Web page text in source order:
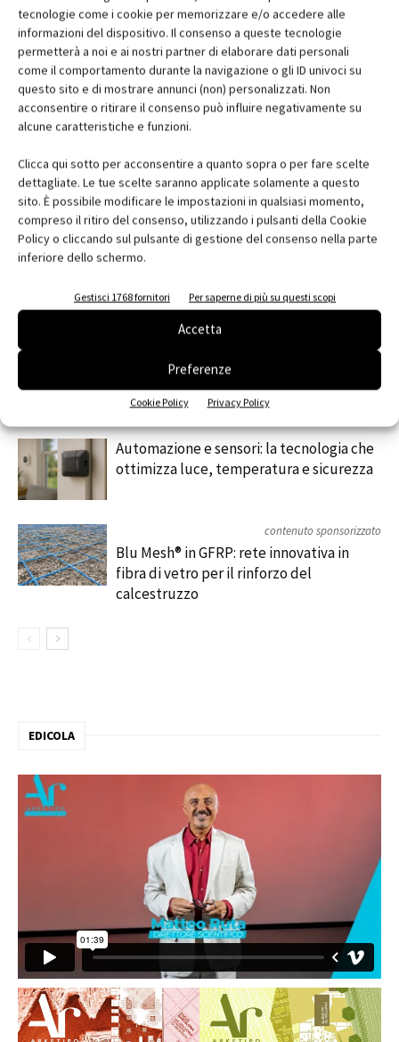
tecnologie come i cookie per memorizzare e/o accedere alle
informazioni del dispositivo. Il consenso a queste tecnologie
permetterà a noi e ai nostri partner di elaborare dati personali
come il comportamento durante la navigazione o gli ID univoci su
questo sito e di mostrare annunci (non) personalizzati. Non
acconsentire o ritirare il consenso può influire negativamente su
alcune caratteristiche e funzioni.
Clicca qui sotto per acconsentire a quanto sopra o per fare scelte
dettagliate. Le tue scelte saranno applicate solamente a questo
sito. È possibile modificare le impostazioni in qualsiasi momento,
compreso il ritiro del consenso, utilizzando i pulsanti della Cookie
Policy o cliccando sul pulsante di gestione del consenso nella parte
inferiore dello schermo.
Gestisci 1768 fornitori Per saperne di più su questi scopi
Accetta
Preferenze
Cookie Policy Privacy Policy
Regione:Emilia-Romagna
Telefono:0542 601601
Fax:0542 31749
e-mail: info@ccimola.it
Web: www.ccimola.it
Facebook Twitter Pinterest
MORE FROM AUTHOR
MYCOMFORT TOUCH: il comando evoluto
Automazione e sensori: la tecnologia che
ottimizza luce, temperatura e sicurezza
contenuto sponsorizzato
Blu Mesh® in GFRP: rete innovativa in
fibra di vetro per il rinforzo del
calcestruzzo
EDICOLA